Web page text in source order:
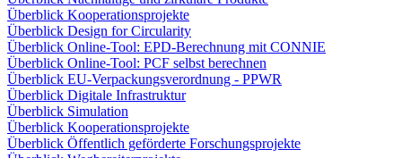
Überblick Kooperationsprojekte
Überblick Design for Circularity
Überblick Online-Tool: EPD-Berechnung mit CONNIE
Überblick Online-Tool: PCF selbst berechnen
Überblick EU-Verpackungsverordnung - PPWR
Überblick Digitale Infrastruktur
Überblick Simulation
Überblick Kooperationsprojekte
Überblick Öffentlich geförderte Forschungsprojekte